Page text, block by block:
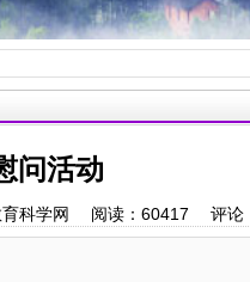
问活动
科学网 阅读： 60417 评论